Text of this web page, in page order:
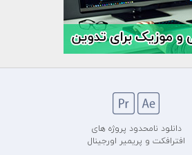
دانلود نامحدود پروژه های
افترافکت و پریمیر اورجینال